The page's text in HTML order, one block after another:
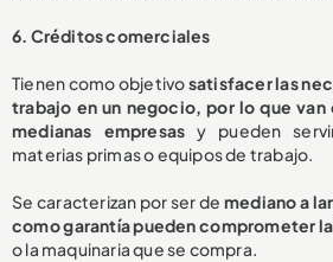
6. Créditos comerciales
Tienen como objetivosatisfacer las
trabajo en un negocio, por lo que van
medianas empresas y pueden
materias primas o equipos de trabajo.
Se caracterizan por ser demediano a
como garantía pueden comprometer
o la maquinaria que se compra.